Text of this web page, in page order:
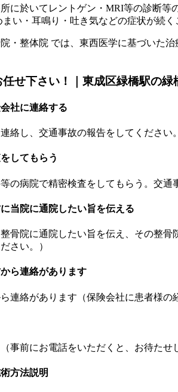
に於いてレントゲン・MRI等の診断等
い・耳鳴り・吐き気などの症状が続く
・整体院 では、東西医学に基づいた
せ下さい！｜東成区緑橋駅の
社に連絡する
絡し、交通事故の報告をしてください。
してもらう
の病院で精密検査をしてもらう。交通
当院に通院したい旨を伝える
骨院に通院したい旨を伝え、その整
さい。）
ら連絡があります
連絡があります（保険会社に患者様の
事前にお電話をいただくと、お待たせ
方法説明